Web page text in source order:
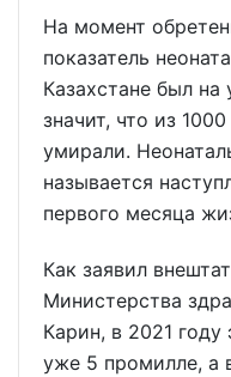
На момент
показатель
Казахстане был
значит, что из
умирали.
называется
первого месяца
Как заявил
Министерства
Карин, в 2021 году
уже 5 промилле, а